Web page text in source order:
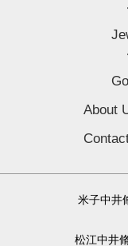
About
米子中
松江中井